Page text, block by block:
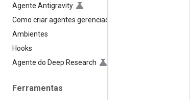
Agente Antigravity
Como criar agentes gerenciados
Ambientes
Hooks
Agente do Deep Research
Ferramentas